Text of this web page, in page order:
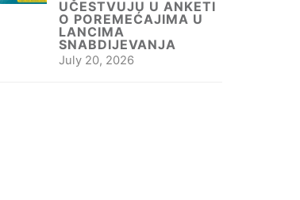
UČESTVUJU U ANKETI
O POREMEĆAJIMA U
LANCIMA
SNABDIJEVANJA
July 20, 2026